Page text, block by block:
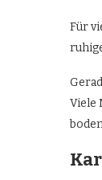
Für
Viele